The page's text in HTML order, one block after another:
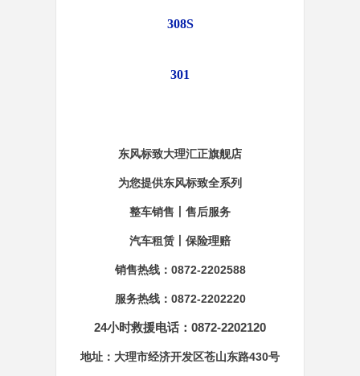
308S
301
东风标致大理汇正旗舰店
为您提供东风标致全系列
整车销售丨售后服务
汽车租赁丨保险理赔
销售热线：0872-2202588
服务热线：0872-2202220
24小时救援电话：0872-2202120
地址：大理市经济开发区苍山东路430号